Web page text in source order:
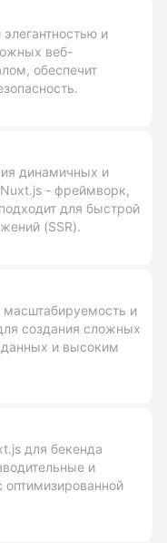
и
веб-
обеспечит
динамичных и
- фреймворк,
для быстрой
(SSR).
масштабируемость и
создания сложных
и высоким
для бекенда
и